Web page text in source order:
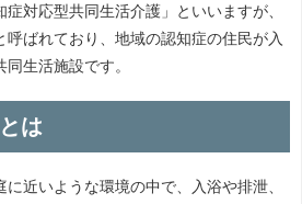
対応型共同生活介護」といいますが、
ばれており、地域の認知症の住民が入
生活施設です。
は
近いような環境の中で、入浴や排泄、